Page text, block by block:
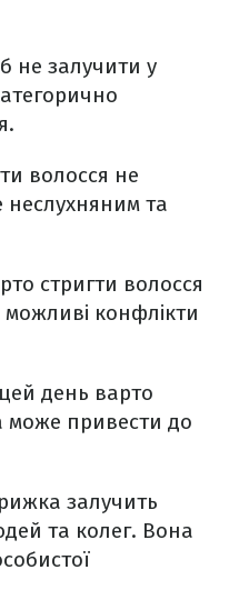
не залучити у
волосся не
та
стригти волосся
конфлікти
день варто
може привести до
залучить
та колег. Вона